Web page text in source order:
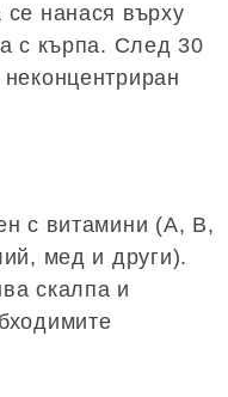
нанася върху
с кърпа. След 30
с витамини (А, В,
мед и други).
скалпа и